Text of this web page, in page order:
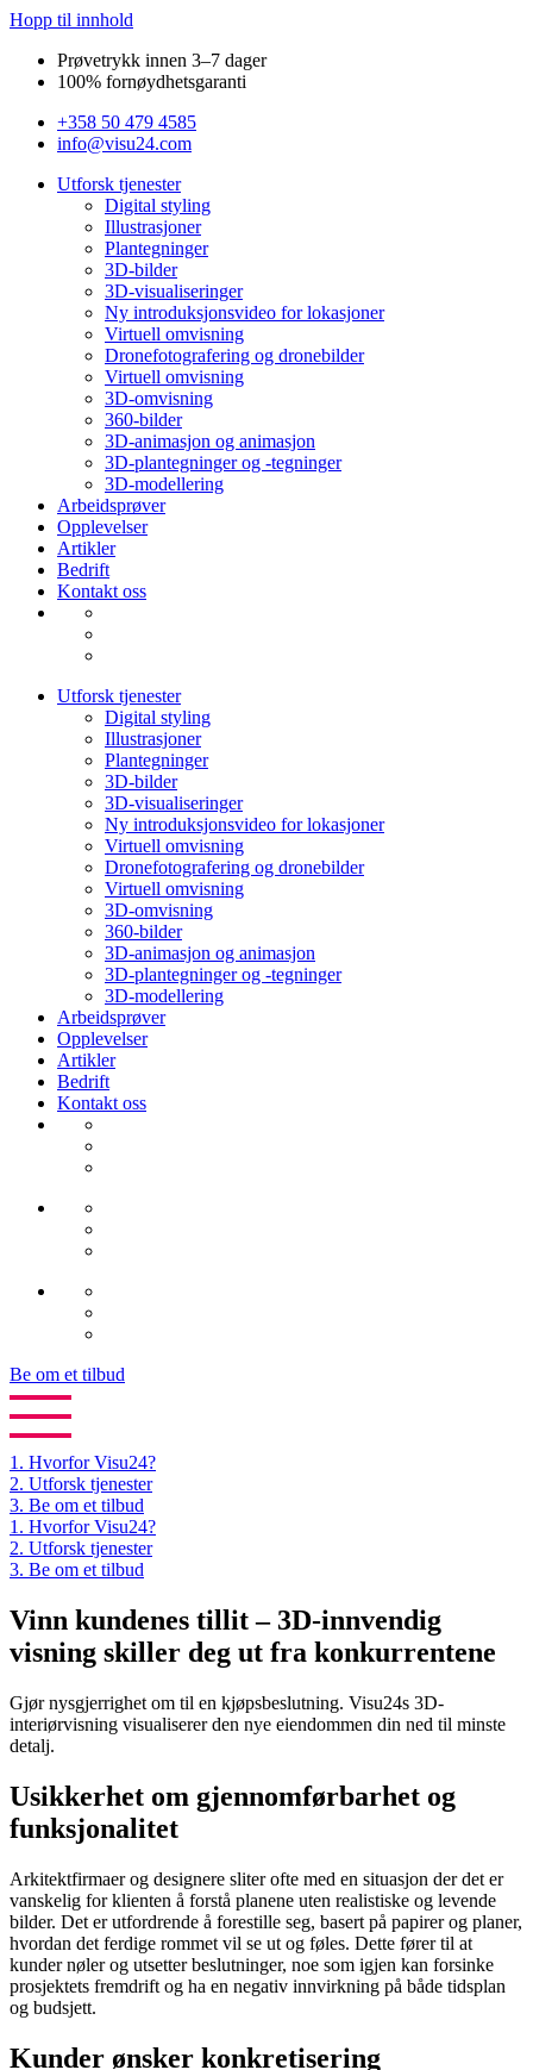
Hopp til innhold
Prøvetrykk innen 3–7 dager
100% fornøydhetsgaranti
+358 50 479 4585
info@visu24.com
Utforsk tjenester
Digital styling
Illustrasjoner
Plantegninger
3D-bilder
3D-visualiseringer
Ny introduksjonsvideo for lokasjoner
Virtuell omvisning
Dronefotografering og dronebilder
Virtuell omvisning
3D-omvisning
360-bilder
3D-animasjon og animasjon
3D-plantegninger og -tegninger
3D-modellering
Arbeidsprøver
Opplevelser
Artikler
Bedrift
Kontakt oss
Utforsk tjenester
Digital styling
Illustrasjoner
Plantegninger
3D-bilder
3D-visualiseringer
Ny introduksjonsvideo for lokasjoner
Virtuell omvisning
Dronefotografering og dronebilder
Virtuell omvisning
3D-omvisning
360-bilder
3D-animasjon og animasjon
3D-plantegninger og -tegninger
3D-modellering
Arbeidsprøver
Opplevelser
Artikler
Bedrift
Kontakt oss
Be om et tilbud
1. Hvorfor Visu24?
2. Utforsk tjenester
3. Be om et tilbud
1. Hvorfor Visu24?
2. Utforsk tjenester
3. Be om et tilbud
Vinn kundenes tillit – 3D-innvendig
visning skiller deg ut fra konkurrentene
Gjør nysgjerrighet om til en kjøpsbeslutning. Visu24s 3D-
interiørvisning visualiserer den nye eiendommen din ned til minste
detalj.
Usikkerhet om gjennomførbarhet og
funksjonalitet
Arkitektfirmaer og designere sliter ofte med en situasjon der det er
vanskelig for klienten å forstå planene uten realistiske og levende
bilder. Det er utfordrende å forestille seg, basert på papirer og planer,
hvordan det ferdige rommet vil se ut og føles. Dette fører til at
kunder nøler og utsetter beslutninger, noe som igjen kan forsinke
prosjektets fremdrift og ha en negativ innvirkning på både tidsplan
og budsjett.
Kunder ønsker konkretisering